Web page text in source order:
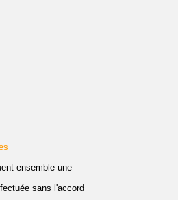
ensemble une
sans l'accord